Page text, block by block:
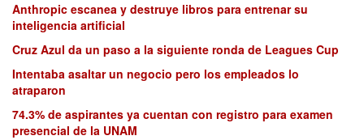
Anthropic escanea y destruye libros para entrenar su
inteligencia artificial
Cruz Azul da un paso a la siguiente ronda de Leagues Cup
Intentaba asaltar un negocio pero los empleados lo
atraparon
74.3% de aspirantes ya cuentan con registro para examen
presencial de la UNAM